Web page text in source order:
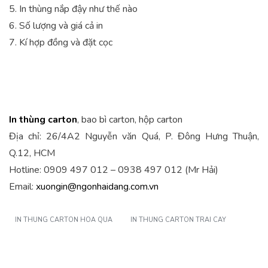
5. In thùng nắp đậy như thế nào
6. Số lượng và giá cả in
7. Kí hợp đồng và đặt cọc
In thùng carton, bao bì carton, hộp carton
Địa chỉ: 26/4A2 Nguyễn văn Quá, P. Đông Hưng Thuận,
Q.12, HCM
Hotline: 0909 497 012 – 0938 497 012 (Mr Hải)
Email: xuongin@ngonhaidang.com.vn
IN THUNG CARTON HOA QUA IN THUNG CARTON TRAI CAY